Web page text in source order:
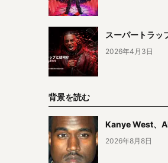
スーパートラッ
2026年4月3日
背景を読む
Kanye West、
2026年8月8日